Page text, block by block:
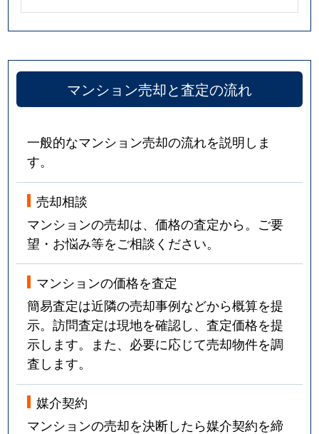
マンション売却と査定の流れ
一般的なマンション売却の流れを説明しま
す。
売却相談
マンションの売却は、価格の査定から。ご要
望・お悩み等をご相談ください。
マンションの価格を査定
簡易査定は近隣の売却事例などから概算を提
示。訪問査定は現地を確認し、査定価格を提
示します。また、必要に応じて売却物件を調
査します。
媒介契約
マンションの売却を決断したら媒介契約を締